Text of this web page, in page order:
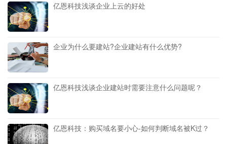
亿恩科技浅谈企业上云的好处
企业为什么要建站?企业建站有什么优势?
亿恩科技浅谈企业建站时需要注意什么问题呢？
亿恩科技：购买域名要小心-如何判断域名被K过？